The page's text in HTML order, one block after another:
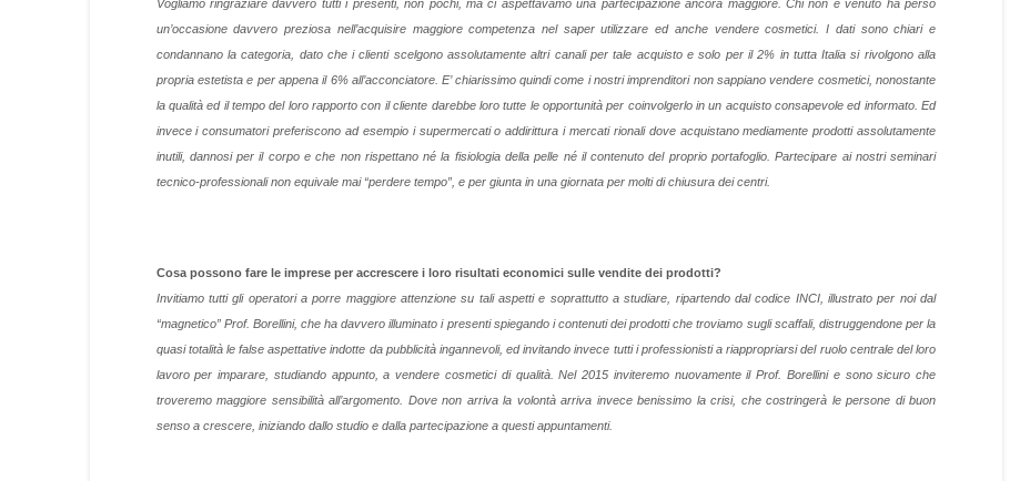
Vogliamo ringraziare davvero tutti i presenti, non pochi, ma ci aspettavamo una partecipazione ancora maggiore. Chi non è venuto ha perso
un’occasione davvero preziosa nell’acquisire maggiore competenza nel saper utilizzare ed anche vendere cosmetici. I dati sono chiari e
condannano la categoria, dato che i clienti scelgono assolutamente altri canali per tale acquisto e solo per il 2% in tutta Italia si rivolgono alla
propria estetista e per appena il 6% all’acconciatore. E’ chiarissimo quindi come i nostri imprenditori non sappiano vendere cosmetici, nonostante
la qualità ed il tempo del loro rapporto con il cliente darebbe loro tutte le opportunità per coinvolgerlo in un acquisto consapevole ed informato. Ed
invece i consumatori preferiscono ad esempio i supermercati o addirittura i mercati rionali dove acquistano mediamente prodotti assolutamente
inutili, dannosi per il corpo e che non rispettano né la fisiologia della pelle né il contenuto del proprio portafoglio. Partecipare ai nostri seminari
tecnico-professionali non equivale mai “perdere tempo”, e per giunta in una giornata per molti di chiusura dei centri.
Cosa possono fare le imprese per accrescere i loro risultati economici sulle vendite dei prodotti?
Invitiamo tutti gli operatori a porre maggiore attenzione su tali aspetti e soprattutto a studiare, ripartendo dal codice INCI, illustrato per noi dal
“magnetico” Prof. Borellini, che ha davvero illuminato i presenti spiegando i contenuti dei prodotti che troviamo sugli scaffali, distruggendone per la
quasi totalità le false aspettative indotte da pubblicità ingannevoli, ed invitando invece tutti i professionisti a riappropriarsi del ruolo centrale del loro
lavoro per imparare, studiando appunto, a vendere cosmetici di qualità. Nel 2015 inviteremo nuovamente il Prof. Borellini e sono sicuro che
troveremo maggiore sensibilità all’argomento. Dove non arriva la volontà arriva invece benissimo la crisi, che costringerà le persone di buon
senso a crescere, iniziando dallo studio e dalla partecipazione a questi appuntamenti.